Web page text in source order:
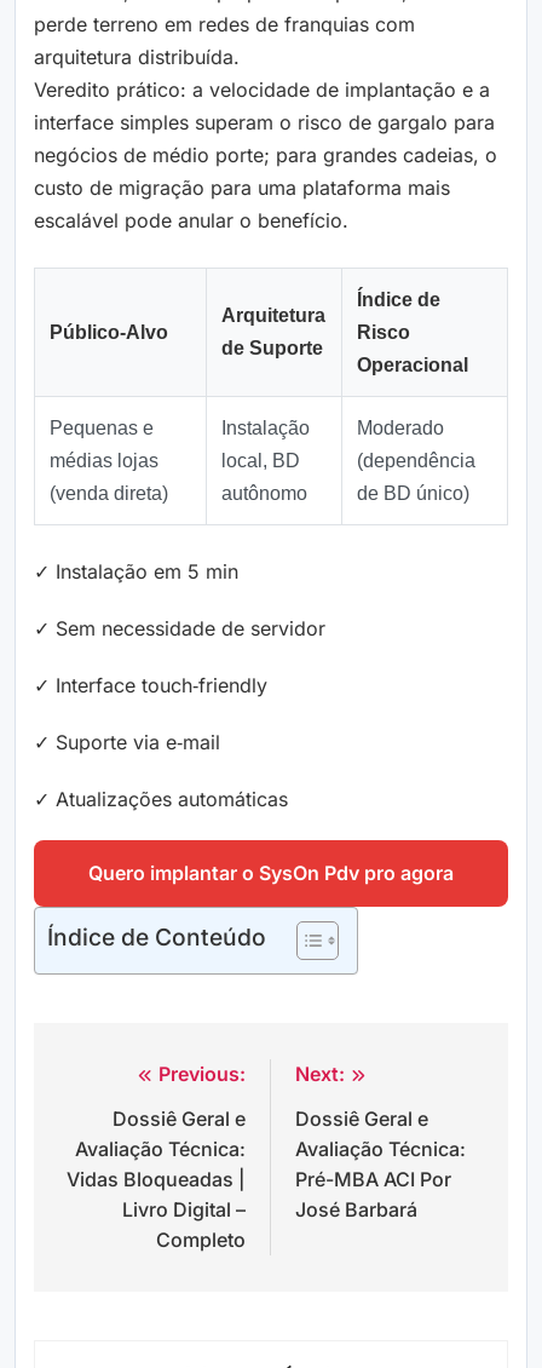
perde terreno em redes de franquias com
arquitetura distribuída.
Veredito prático: a velocidade de implantação e a
interface simples superam o risco de gargalo para
negócios de médio porte; para grandes cadeias, o
custo de migração para uma plataforma mais
escalável pode anular o benefício.
Público‑Alvo
Arquitetura
de Suporte
Índice de
Risco
Operacional
Pequenas e
médias lojas
(venda direta)
Instalação
local, BD
autônomo
Moderado
(dependência
de BD único)
✓ Instalação em 5 min
✓ Sem necessidade de servidor
✓ Interface touch‑friendly
✓ Suporte via e‑mail
✓ Atualizações automáticas
Quero implantar o SysOn Pdv pro agora
Índice de Conteúdo
Navegação
Post
Previous:
Dossiê Geral e
Avaliação Técnica:
Vidas Bloqueadas |
Livro Digital –
Completo
Next:
Dossiê Geral e
Avaliação Técnica:
Pré-MBA ACI Por
José Barbará